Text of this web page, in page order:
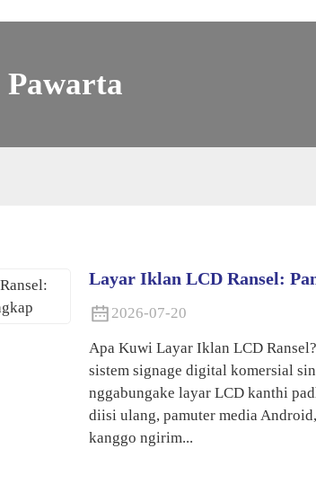
Pawarta
Layar Iklan LCD Ransel:
2026-07-20
Apa Kuwi Layar Iklan LCD
sistem signage digital komersial
nggabungake layar LCD kanthi
diisi ulang, pamuter media
kanggo ngirim...